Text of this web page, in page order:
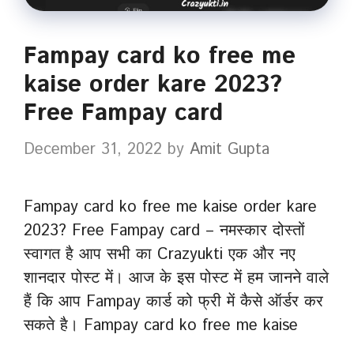
Fampay card ko free me
kaise order kare 2023?
Free Fampay card
December 31, 2022 by Amit Gupta
Fampay card ko free me kaise order kare
2023? Free Fampay card – नमस्कार दोस्तों
स्वागत है आप सभी का Crazyukti एक और नए
शानदार पोस्ट में। आज के इस पोस्ट में हम जानने वाले
हैं कि आप Fampay कार्ड को फ्री में कैसे ऑर्डर कर
सकते है। Fampay card ko free me kaise